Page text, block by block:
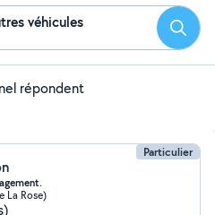
véhicules
répondent
Particulier
La Rose)